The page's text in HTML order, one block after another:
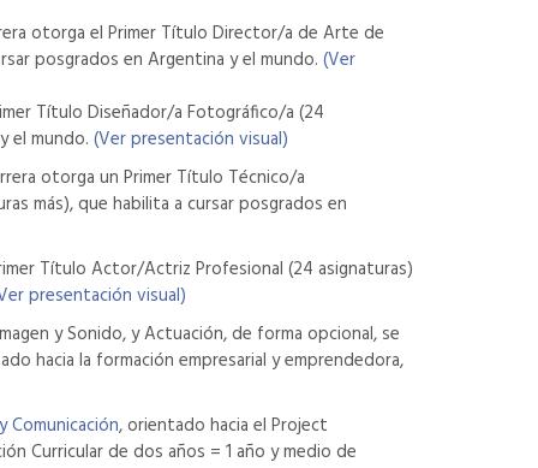
otorga el Primer Título Director/a de Arte de
posgrados en Argentina y el mundo. (Ver
Título Diseñador/a Fotográfico/a (24
el mundo. (Ver presentación visual)
otorga un Primer Título Técnico/a
más), que habilita a cursar posgrados en
Título Actor/Actriz Profesional (24 asignaturas)
presentación visual)
y Sonido, y Actuación, de forma opcional, se
hacia la formación empresarial y emprendedora,
, orientado hacia el Project
Curricular de dos años = 1 año y medio de